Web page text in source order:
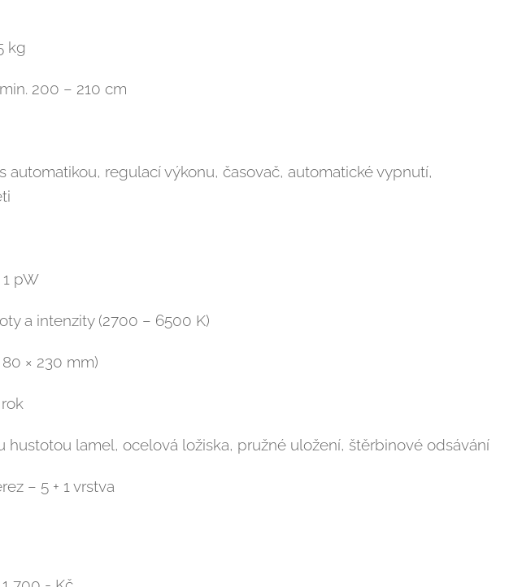
kg
min. 200 – 210 cm
automatikou, regulací výkonu, časovač, automatické vypnutí,
pW
a intenzity (2700 – 6500 K)
× 230 mm)
hustotou lamel, ocelová ložiska, pružné uložení, štěrbinové odsávání
– 5 + 1 vrstva